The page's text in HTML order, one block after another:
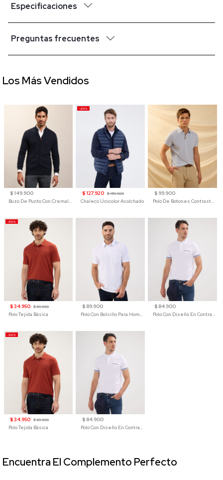
Especificaciones
Preguntas frecuentes
$ 149.900
Buzo De Punto Con Cremallera Para Hombre
-20%
$ 127.920 $ 159.900
Chaleco Unicolor Acolchado
$ 99.900
Polo De Botones Contraste Para Hombre
-50%
$ 34.950 $ 69.900
Polo Tejida Básica
$ 89.900
Polo Con Bolsillo Para Hombre
$ 84.900
Polo Con Diseño En Contraste
-50%
$ 34.950 $ 69.900
Polo Tejida Básica
$ 84.900
Polo Con Diseño En Contraste
Los Más Vendidos
Encuentra El Complemento Perfecto